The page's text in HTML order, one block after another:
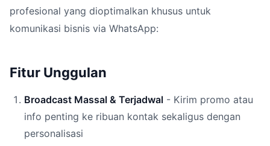
profesional yang dioptimalkan khusus untuk
komunikasi bisnis via WhatsApp:
Fitur Unggulan
Broadcast Massal & Terjadwal - Kirim promo atau
info penting ke ribuan kontak sekaligus dengan
personalisasi